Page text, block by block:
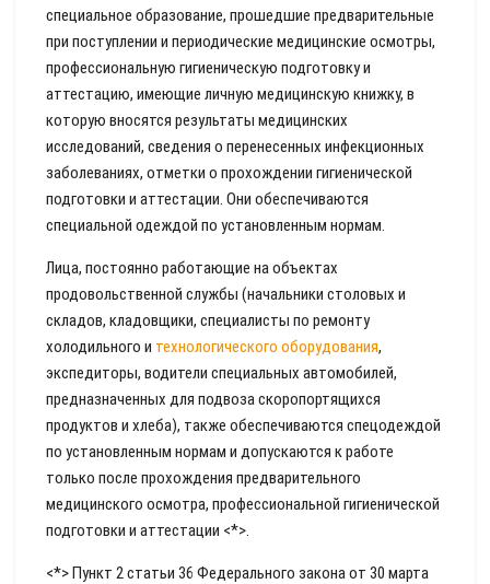
специальное образование, прошедшие предварительные
при поступлении и периодические медицинские осмотры,
профессиональную гигиеническую подготовку и
аттестацию, имеющие личную медицинскую книжку, в
которую вносятся результаты медицинских
исследований, сведения о перенесенных инфекционных
заболеваниях, отметки о прохождении гигиенической
подготовки и аттестации. Они обеспечиваются
специальной одеждой по установленным нормам.
Лица, постоянно работающие на объектах
продовольственной службы (начальники столовых и
складов, кладовщики, специалисты по ремонту
холодильного и технологического оборудования,
экспедиторы, водители специальных автомобилей,
предназначенных для подвоза скоропортящихся
продуктов и хлеба), также обеспечиваются спецодеждой
по установленным нормам и допускаются к работе
только после прохождения предварительного
медицинского осмотра, профессиональной гигиенической
подготовки и аттестации <*>.
<*> Пункт 2 статьи 36 Федерального закона от 30 марта